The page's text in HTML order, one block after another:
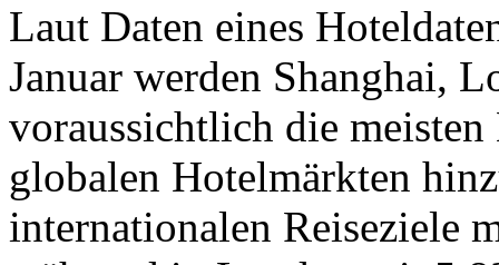
Laut Daten eines
Januar werden Shanghai,
voraussichtlich die
globalen Hotelmärkten
internationalen Reiseziele